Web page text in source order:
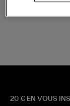
20 € EN VOUS